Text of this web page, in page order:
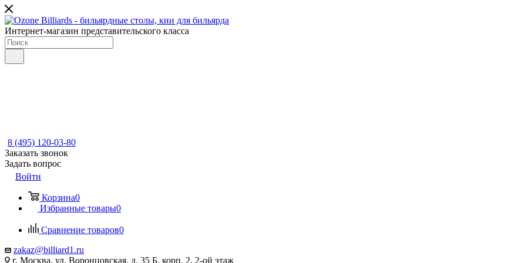
Интернет-магазин представительского класса
8 (495) 120-03-80
Заказать звонок
Задать вопрос
Войти
Корзина0
Избранные товары0
Сравнение товаров0
zakaz@billiard1.ru
г. Москва, ул. Воронцовская, д. 35 Б, корп. 2, 2-ой этаж